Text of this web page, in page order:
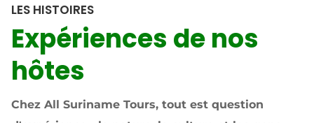
LES HISTOIRES
Expériences de nos
hôtes
Chez All Suriname Tours, tout est question